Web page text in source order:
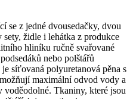
se z jedné dvousedačky, dvou
židle i lehátka z produkce
hliníku ručně svařované
nebo polštářů
síťovaná polyuretanová pěna s
maximální odvod vody a
Tkaniny, které jsou